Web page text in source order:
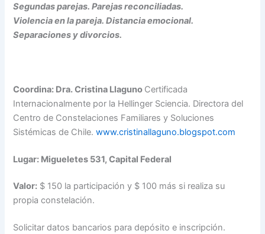
Segundas parejas. Parejas reconciliadas.
Violencia en la pareja. Distancia emocional.
Separaciones y divorcios.
Coordina: Dra. Cristina Llaguno Certificada
Internacionalmente por la Hellinger Sciencia. Directora del
Centro de Constelaciones Familiares y Soluciones
Sistémicas de Chile.www.cristinallaguno.blogspot.com
Lugar: Migueletes 531, Capital Federal
Valor: $ 150 la participación y $ 100 más si realiza su
propia constelación.
Solicitar datos bancarios para depósito e inscripción.